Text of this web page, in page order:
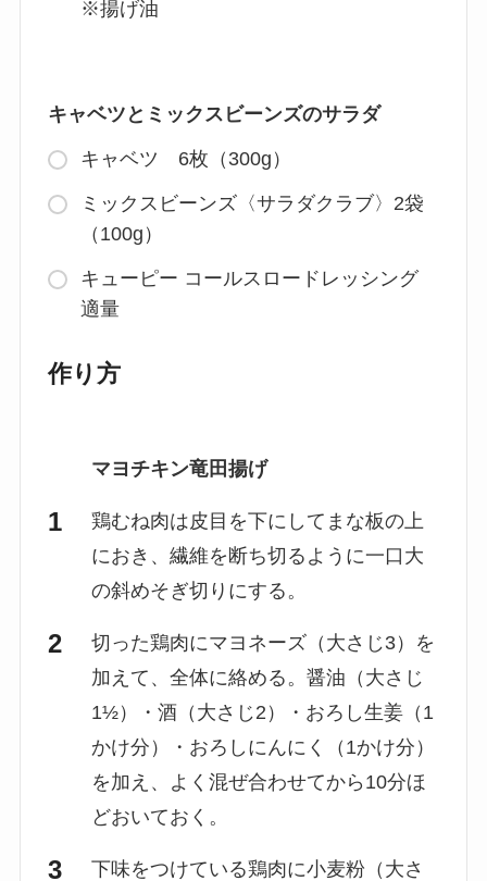
※揚げ油
キャベツとミックスビーンズのサラダ
キャベツ 6枚（300g）
ミックスビーンズ〈サラダクラブ〉2袋
（100g）
キューピー コールスロードレッシング
適量
作り方
マヨチキン竜田揚げ
鶏むね肉は皮目を下にしてまな板の上
におき、繊維を断ち切るように一口大
の斜めそぎ切りにする。
切った鶏肉にマヨネーズ（大さじ3）を
加えて、全体に絡める。醤油（大さじ
1½）・酒（大さじ2）・おろし生姜（1
かけ分）・おろしにんにく（1かけ分）
を加え、よく混ぜ合わせてから10分ほ
どおいておく。
下味をつけている鶏肉に小麦粉（大さ